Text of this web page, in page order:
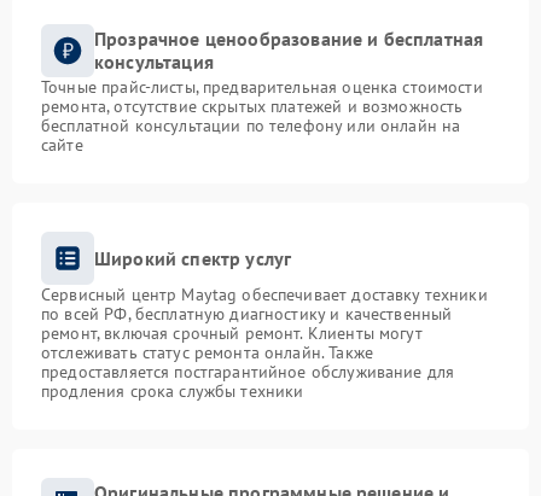
Прозрачное ценообразование и бесплатная
консультация
Точные прайс-листы, предварительная оценка стоимости
ремонта, отсутствие скрытых платежей и возможность
бесплатной консультации по телефону или онлайн на
сайте
Широкий спектр услуг
Сервисный центр Maytag обеспечивает доставку техники
по всей РФ, бесплатную диагностику и качественный
ремонт, включая срочный ремонт. Клиенты могут
отслеживать статус ремонта онлайн. Также
предоставляется постгарантийное обслуживание для
продления срока службы техники